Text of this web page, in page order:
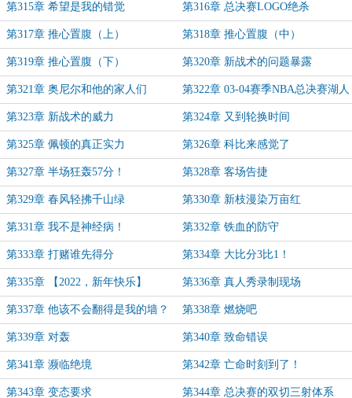
第315章 希望是我的错觉 第316章 总决赛LOGO绝杀
第317章 推心置腹（上） 第318章 推心置腹（中）
第319章 推心置腹（下） 第320章 新战术的问题暴露
第321章 奥尼尔和他的家人们 第322章 03-04赛季NBA总决赛湖人
VS活塞，G3！
第323章 新战术的威力 第324章 又到轮换时间
第325章 佩顿的真正实力 第326章 科比来感觉了
第327章 半场狂轰57分！ 第328章 客场告捷
第329章 春风轻拂千山绿 第330章 新枝漫染万亩红
第331章 我不是神经病！ 第332章 铁血的防守
第333章 打赌谁先得分 第334章 大比分3比1！
第335章 【2022，新年快乐】 第336章 真人秀录制现场
第337章 他该不会翻得是我的墙？ 第338章 燃烧吧
第339章 对轰 第340章 致命错误
第341章 濒临绝境 第342章 亡命时刻到了！
第343章 变态要求 第344章 总决赛的双切三射体系